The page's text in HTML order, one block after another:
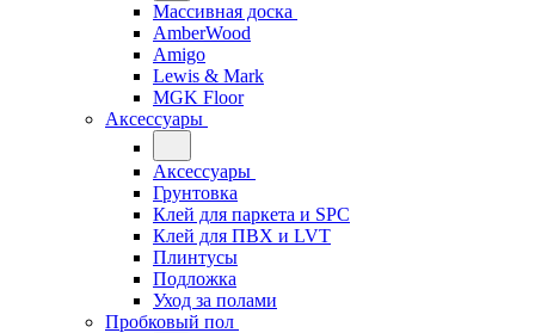
Массивная доска
AmberWood
Amigo
Lewis & Mark
MGK Floor
Аксессуары
Аксессуары
Грунтовка
Клей для паркета и SPC
Клей для ПВХ и LVT
Плинтусы
Подложка
Уход за полами
Пробковый пол